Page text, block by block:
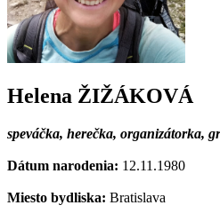
Helena ŽIŽÁKOVÁ
speváčka, herečka, organizátorka,
Dátum narodenia: 12.11.1980
Miesto bydliska: Bratislava